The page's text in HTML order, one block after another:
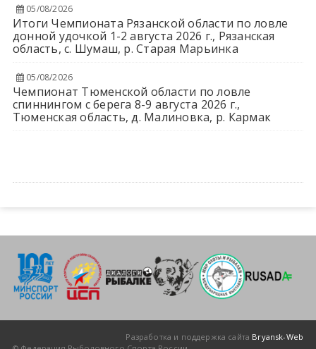
05/08/2026
Итоги Чемпионата Рязанской области по ловле
донной удочкой 1-2 августа 2026 г., Рязанская
область, с. Шумаш, р. Старая Марьинка
05/08/2026
Чемпионат Тюменской области по ловле
спиннингом с берега 8-9 августа 2026 г.,
Тюменская область, д. Малиновка, р. Кармак
Разработка и поддержка сайта Bryansk-Web